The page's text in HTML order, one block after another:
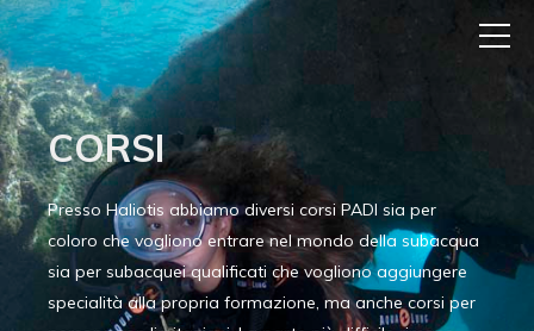
CORSI
Presso Haliotis abbiamo diversi corsi PADI sia per
coloro che vogliono entrare nel mondo della subacqua
sia per subacquei qualificati che vogliono aggiungere
specialità alla propria formazione, ma anche corsi per